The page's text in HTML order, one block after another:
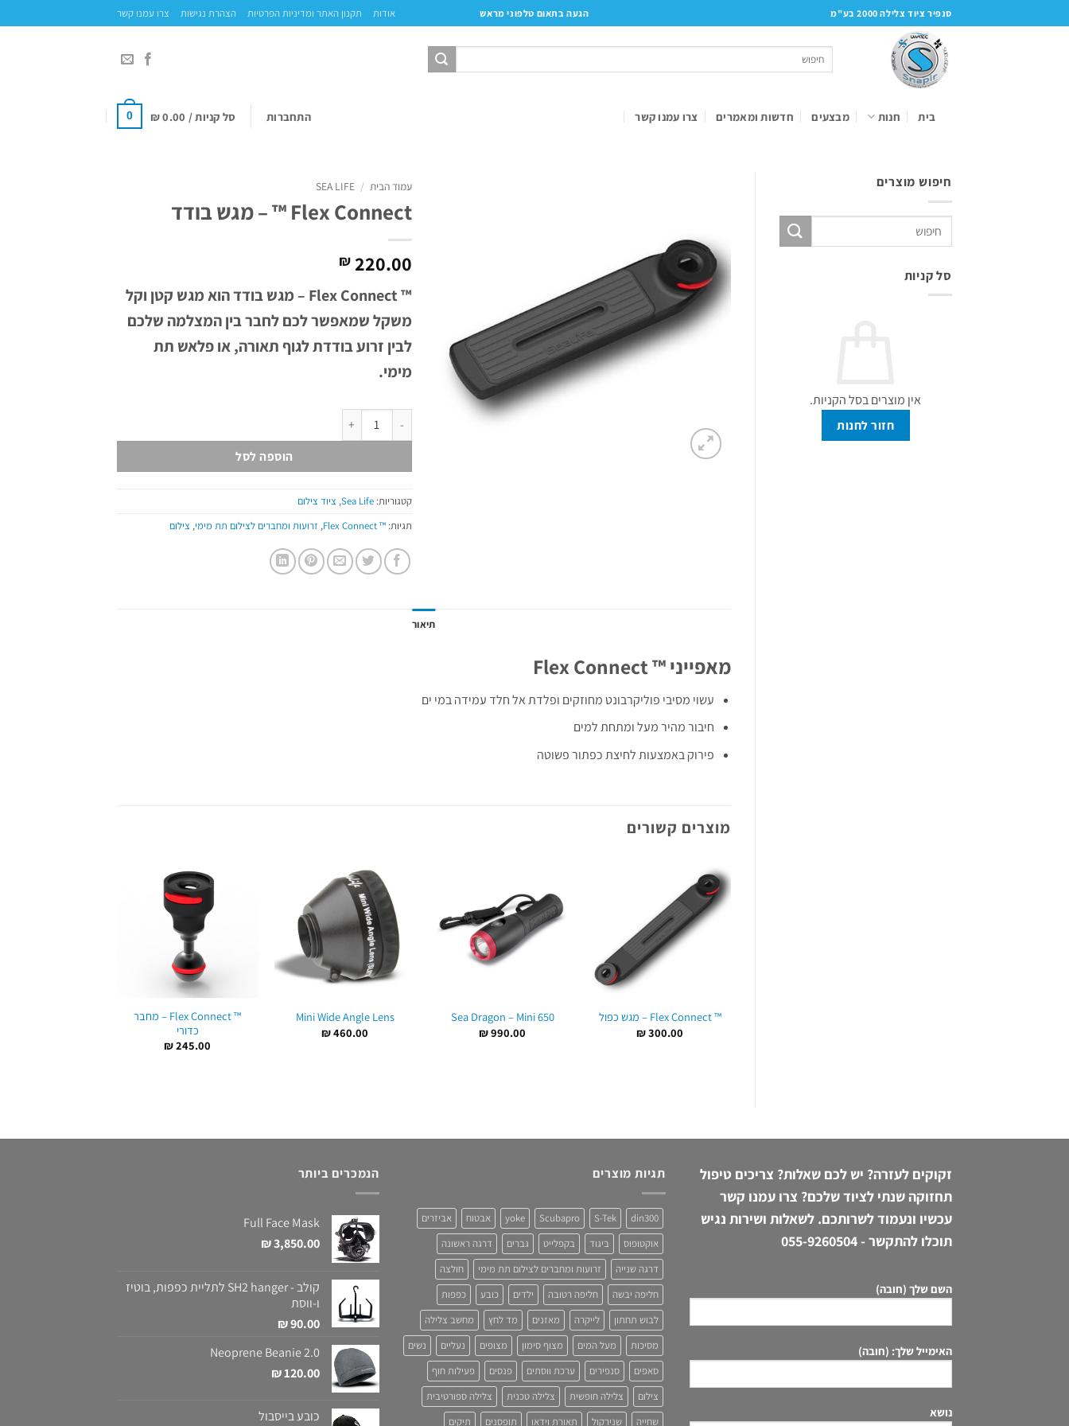
to
סנפיר ציוד צלילה 2000 בע"מ הגעה בתאום טלפוני מראש אודות תקנון האתר ומדיניות הפרטיות הצהרת נגישות צרו עמנו קשר
בית חנות מבצעים חדשות ומאמרים צרו עמנו קשר התחברות סל קניות / ₪0.00
0
חיפוש מוצרים
עבור:
סל קניות
אין מוצרים בסל הקניות.
חזור לחנות
עמוד הבית /
SEA LIFE
Flex Connect ™ – מגש בודד
₪220.00
™ Flex Connect – מגש בודד הוא מגש קטן וקל
משקל שמאפשר לכם לחבר בין המצלמה שלכם
לבין זרוע בודדת לגוף תאורה, או פלאש תת
מימי.
כמות של Flex Connect ™ - מגש בודד
הוספה לסל
קטגוריות:Sea Life
, ציוד צילום
תגיות:™ Flex Connect
, זרועות ומחברים לצילום תת מימי, צילום
תיאור
מאפייני ™ Flex Connect
עשוי מסיבי פוליקרבונט מחוזקים ופלדת אל חלד עמידה במי ים
חיבור מהיר מעל ומתחת למים
פירוק באמצעות לחיצת כפתור פשוטה
מוצרים קשורים
™ Flex Connect – מגש כפול
₪300.00
Sea Dragon – Mini 650
₪990.00
Mini Wide Angle Lens
₪460.00
™ Flex Connect – מחבר
כדורי
₪245.00
זקוקים לעזרה? יש לכם שאלות? צריכים טיפול
תחזוקה שנתי לציוד שלכם? צרו עמנו קשר
עכשיו ונעמוד לשרותכם. לשאלות ושירות נגיש
תוכלו להתקשר -055-9260504
השם שלך (חובה)
האימייל שלך: (חובה)
נושא
תגיות מוצרים
din300
S-Tek
Scubapro
yoke אבטוח
אביזרים
אוקטופוס
ביגוד בקפלייט גברים
דרגה ראשונה
דרגה שנייה
זרועות ומחברים לצילום תת מימי
חולצה
חליפה יבשה
חליפה רטובה ילדים כובע
כפפות
לבוש תחתון
לייקרה מאזנים מד לחץ
מחשב צלילה
מסיכות
מעל המים מצוף סימון מצופים נעליים
נשים
סאפים
סנפירים ערכת ווסתים פנסים
פעילות חוף
צילום
צלילה חופשית צלילה טכנית
צלילה ספורטיבית
שחייה
שנירקול תאורת וידאו תופסנים תיקים
הנמכרים ביותר
Full Face Mask
₪3,850.00
קולב - SH2 hanger לתליית כפפות, בוטיז
ו-ווסת
₪90.00
Neoprene Beanie 2.0
₪120.00
כובע בייסבול